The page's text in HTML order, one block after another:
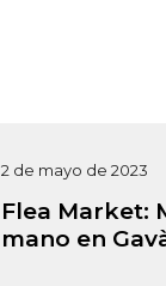
2 de mayo de 2023
Flea Market:
mano en